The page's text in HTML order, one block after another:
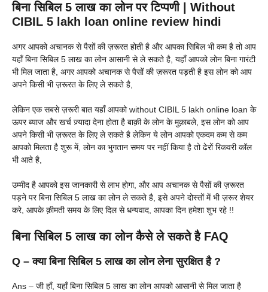
बिना सिबिल 5 लाख का लोन पर टिप्पणी | Without
CIBIL 5 lakh loan online review hindi
अगर आपको अचानक से पैसों की ज़रूरत होती है और आपका सिबिल भी कम है तो आप
यहाँ बिना सिबिल 5 लाख का लोन आसानी से ले सकते है, यहाँ आपको लोन बिना गारंटी
भी मिल जाता है, अगर आपको अचानक से पैसों की ज़रूरत पड़ती है इस लोन को आप
अपने किसी भी ज़रूरत के लिए ले सकते है,
लेकिन एक सबसे ज़रूरी बात यहाँ आपको without CIBIL 5 lakh online loan के
ऊपर ब्याज और खर्च ज़्यादा देना होता है बाक़ी के लोन के मुक़ाबले, इस लोन को आप
अपने किसी भी ज़रूरत के लिए ले सकते है लेकिन ये लोन आपको एकदम कम से कम
आपको मिलता है शुरू में, लोन का भुगतान समय पर नहीं किया है तो ढेरों रिकवरी कॉल
भी आते है,
उम्मीद है आपको इस जानकारी से लाभ होगा, और आप अचानक से पैसों की ज़रूरत
पड़ने पर बिना सिबिल 5 लाख का लोन ले सकते है, इसे अपने दोस्तों में भी ज़रूर शेयर
करे, आपके क़ीमती समय के लिए दिल से धन्यवाद, आपका दिन हमेशा शुभ रहे !!
बिना सिबिल 5 लाख का लोन कैसे ले सकते है FAQ
Q – क्या बिना सिबिल 5 लाख का लोन लेना सुरक्षित है ?
Ans – जी हाँ, यहाँ बिना सिबिल 5 लाख का लोन आपको आसानी से मिल जाता है